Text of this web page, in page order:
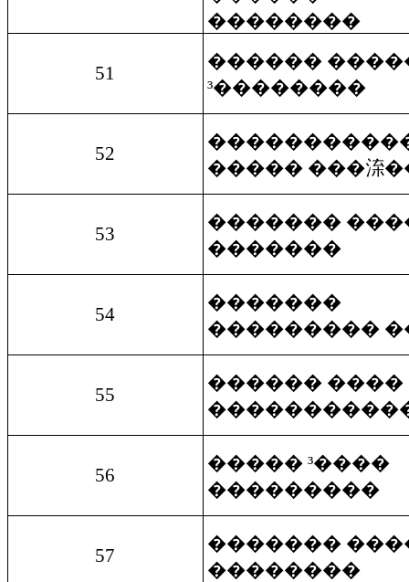
��������
51
������
³��������
52
����� ���㳿
53
�������
�������
54
�������
���������
55
������ ����
56
����� ³����
���������
57
�������
��������